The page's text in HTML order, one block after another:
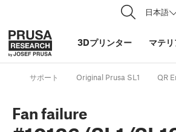
日本語
3Dプリンター マテ
サポート Original Prusa SL1 QR
Fan failure